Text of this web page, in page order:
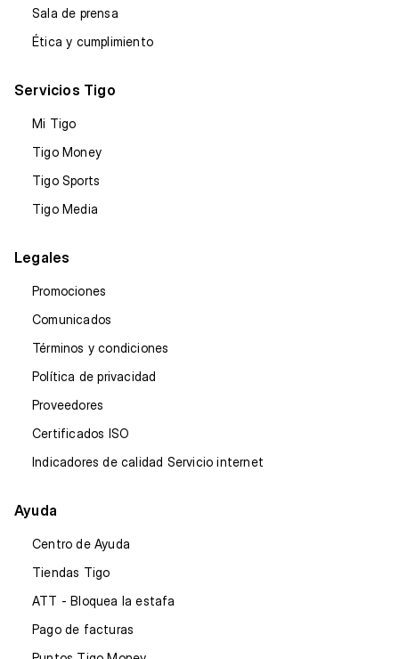
Sala de prensa
Ética y cumplimiento
Servicios Tigo
Mi Tigo
Tigo Money
Tigo Sports
Tigo Media
Legales
Promociones
Comunicados
Términos y condiciones
Política de privacidad
Proveedores
Certificados ISO
Indicadores de calidad Servicio internet
Ayuda
Centro de Ayuda
Tiendas Tigo
ATT - Bloquea la estafa
Pago de facturas